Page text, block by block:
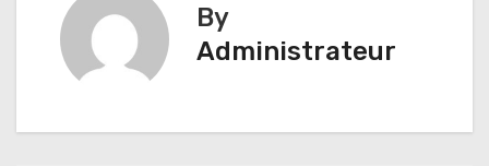
By
Administrateur